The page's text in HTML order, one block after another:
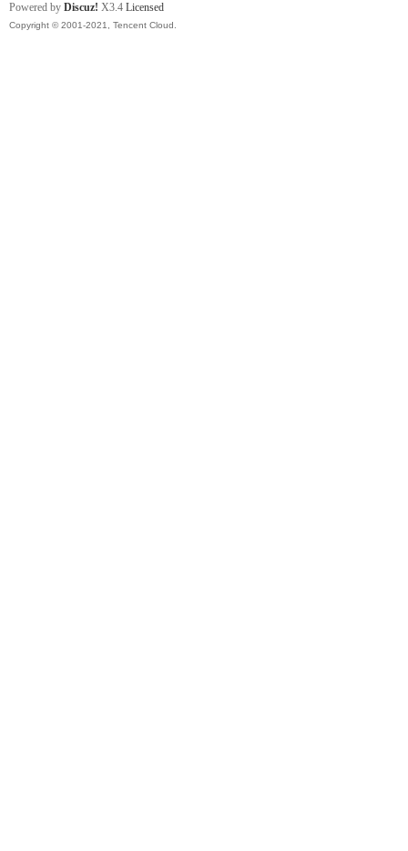
代
Powered by Discuz! X3.4 Licensed
Copyright © 2001-2021, Tencent Cloud.